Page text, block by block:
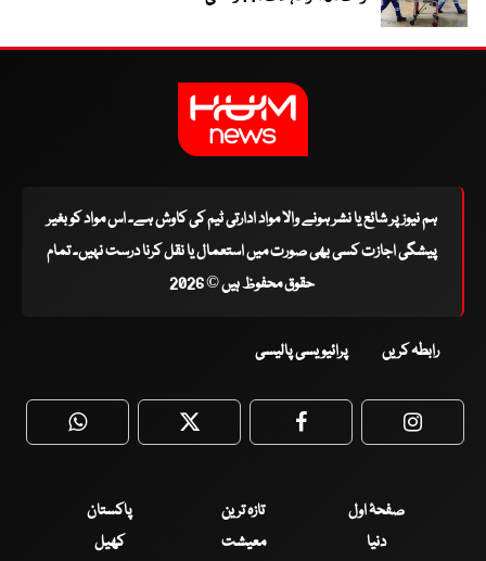
ہم نیوز پر شائع یا نشر ہونے والا مواد ادارتی ٹیم کی کاوش ہے۔ اس مواد کو بغیر
پیشگی اجازت کسی بھی صورت میں استعمال یا نقل کرنا درست نہیں۔ تمام
حقوق محفوظ ہیں © 2026
رابطہ کریں پرائیویسی پالیسی
WhatsApp Twitter Facebook
صفحۂ اول تازہ ترین
پاکستان
دنیا
معیشت کھیل